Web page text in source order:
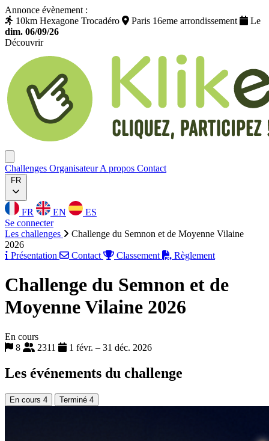
Annonce évènement :
10km Hexagone Trocadéro
Paris 16eme arrondissement
Le
dim. 06/09/26
Découvrir
Challenges OrganisateurA propos Contact
FR
FR EN
ES
Se connecter
Les challenges
Challenge du Semnon et de Moyenne Vilaine
2026
Présentation
Contact Classement Règlement
Challenge du Semnon et de
Moyenne Vilaine 2026
En cours
8
2311 1 févr. – 31 déc. 2026
Les événements du challenge
En cours 4 Terminé 4